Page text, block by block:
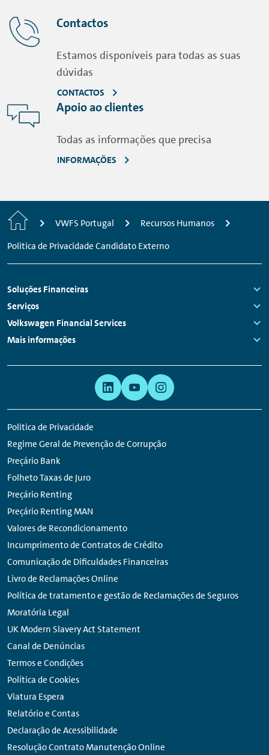
Contactos
Estamos disponíveis para todas as suas
dúvidas
CONTACTOS
Apoio ao clientes
Todas as informações que precisa
INFORMAÇÕES
Início VWFS Portugal
Recursos Humanos
Politica de Privacidade Candidato Externo
Navegação
do
rodapé
Soluções Financeiras
Links:
Serviços
Links:
Volkswagen Financial Services
Links:
Mais informações
Politica de Privacidade
Regime Geral de Prevenção de Corrupção
Preçário Bank
Folheto Taxas de Juro
Preçário Renting
Preçário Renting MAN
Valores de Recondicionamento
Incumprimento de Contratos de Crédito
Comunicação de Dificuldades Financeiras
Livro de Reclamações Online
Política de tratamento e gestão de Reclamações de Seguros
Moratória Legal
UK Modern Slavery Act Statement
Canal de Denúncias
Termos e Condições
Política de Cookies
Viatura Espera
Relatório e Contas
Declaração de Acessibilidade
Resolução Contrato Manutenção Online
rede
social